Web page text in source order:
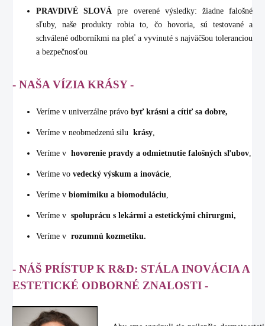
PRAVDIVÉ SLOVÁ pre overené výsledky: žiadne falošné
sľuby, naše produkty robia to, čo hovoria, sú testované a
schválené odborníkmi na pleť a vyvinuté s najväčšou toleranciou
a bezpečnosťou
- NAŠA VÍZIA KRÁSY -
Veríme v univerzálne právo byť krásni a cítiť sa dobre,
Veríme v neobmedzenú silu krásy,
Veríme v hovorenie pravdy a odmietnutie falošných sľubov,
Veríme vo vedecký výskum a inovácie,
Veríme v biomimiku a biomoduláciu,
Veríme v spoluprácu s lekármi a estetickými chirurgmi,
Veríme v rozumnú kozmetiku.
- NÁŠ PRÍSTUP K R&D: STÁLA INOVÁCIA A
ESTETICKÉ ODBORNÉ ZNALOSTI -